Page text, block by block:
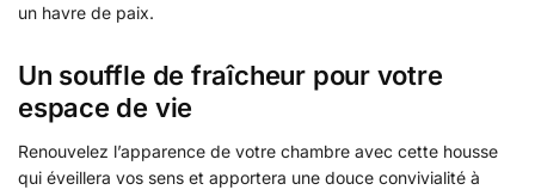
un havre de paix.
Un souffle de fraîcheur pour votre
espace de vie
Renouvelez l’apparence de votre chambre avec cette housse
qui éveillera vos sens et apportera une douce convivialité à